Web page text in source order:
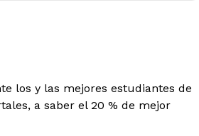
los y las mejores estudiantes de
a saber el 20 % de mejor